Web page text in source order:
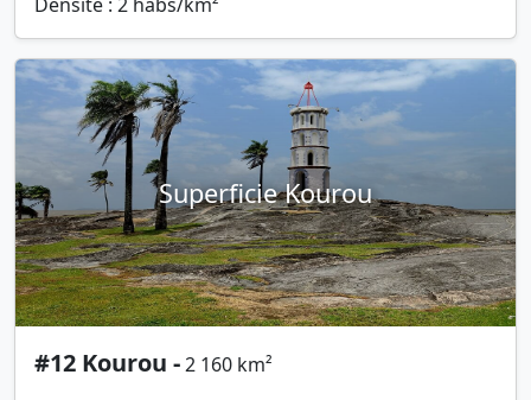
Superficie Kourou
#12 Kourou -2 160 km²